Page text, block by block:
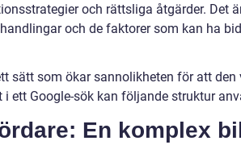
och rättsliga åtgärder. Det
och de faktorer som kan ha
sätt som ökar sannolikheten för att den
ett Google-sök kan följande struktur
En komplex